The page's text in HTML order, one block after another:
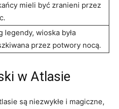
⁣mieli być zranieni przez
legendy, ⁢wioska ‌była
przez potwory nocą.
w Atlasie
są niezwykłe ‍i magiczne,